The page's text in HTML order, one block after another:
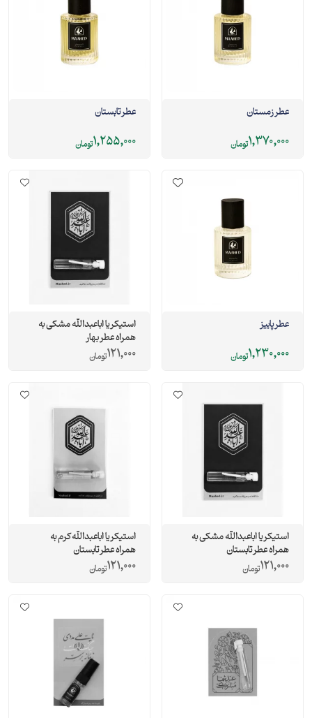
عطر زمستان
1,370,000تومان
عطر تابستان
1,255,000تومان
عطر پاییز
1,230,000تومان
استیکر یا اباعبدالله مشکی به
همراه عطر بهار
121,000تومان
استیکر یا اباعبدالله مشکی به
همراه عطر تابستان
121,000تومان
استیکر یا اباعبدالله کرم به
همراه عطر تابستان
121,000تومان